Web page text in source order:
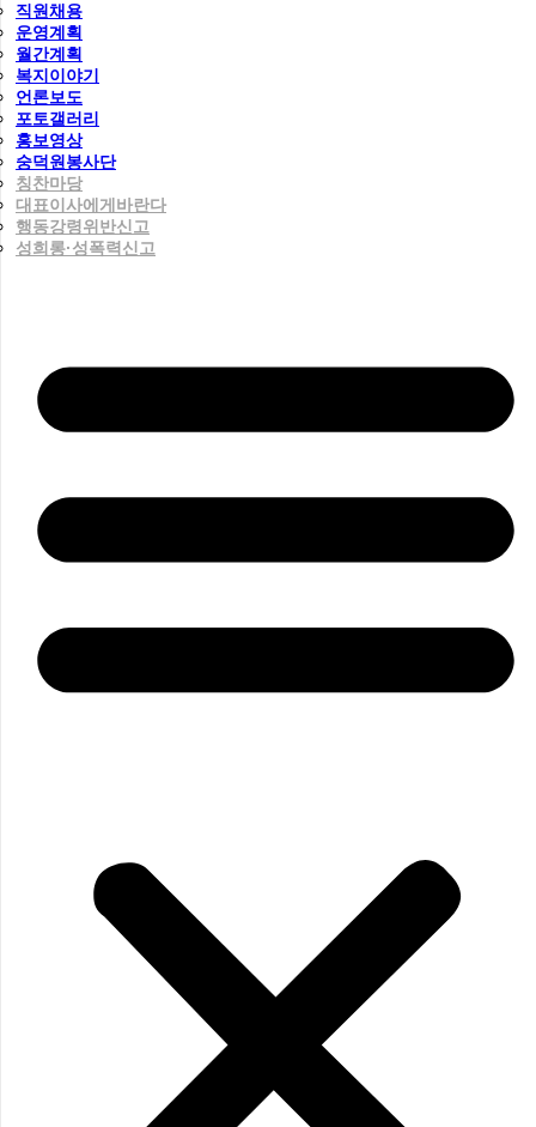
직원채용
운영계획
월간계획
복지이야기
언론보도
포토갤러리
홍보영상
숭덕원봉사단
칭찬마당
대표이사에게바란다
행동강령위반신고
성희롱·성폭력신고